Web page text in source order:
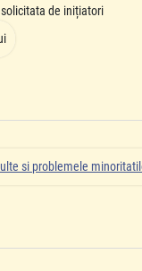
de inițiatori
si problemele